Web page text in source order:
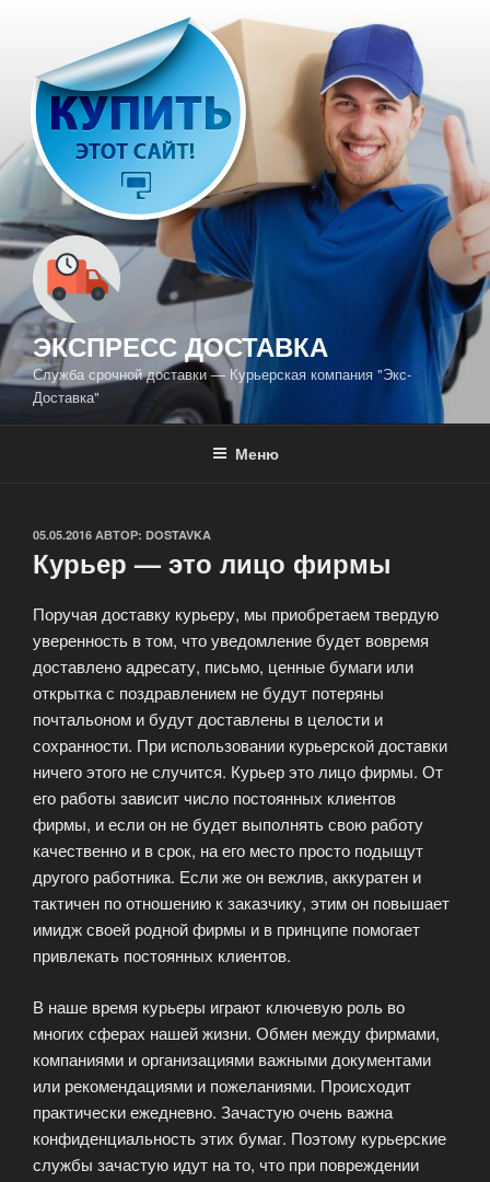
содержимому
ЭКСПРЕСС ДОСТАВКА
Служба срочной доставки — Курьерская компания "Экс-
Доставка"
Меню
ОПУБЛИКОВАНО
05.05.2016 АВТОР: DOSTAVKA
Курьер — это лицо фирмы
Поручая доставку курьеру, мы приобретаем твердую
уверенность в том, что уведомление будет вовремя
доставлено адресату, письмо, ценные бумаги или
открытка с поздравлением не будут потеряны
почтальоном и будут доставлены в целости и
сохранности. При использовании курьерской доставки
ничего этого не случится. Курьер это лицо фирмы. От
его работы зависит число постоянных клиентов
фирмы, и если он не будет выполнять свою работу
качественно и в срок, на его место просто подыщут
другого работника. Если же он вежлив, аккуратен и
тактичен по отношению к заказчику, этим он повышает
имидж своей родной фирмы и в принципе помогает
привлекать постоянных клиентов.
В наше время курьеры играют ключевую роль во
многих сферах нашей жизни. Обмен между фирмами,
компаниями и организациями важными документами
или рекомендациями и пожеланиями. Происходит
практически ежедневно. Зачастую очень важна
конфиденциальность этих бумаг. Поэтому курьерские
службы зачастую идут на то, что при повреждении